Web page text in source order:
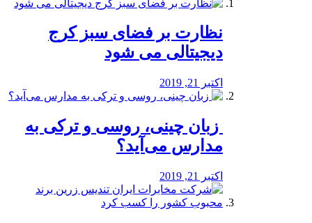
نظارت بر فضای سبز کرج
دیجیتالی می شود
اکتبر 21, 2019
️ زبان چینی، روسی و ترکی به
مدارس می‌آید؟
اکتبر 21, 2019